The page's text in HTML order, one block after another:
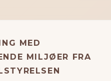
MED
MILJØER FRA